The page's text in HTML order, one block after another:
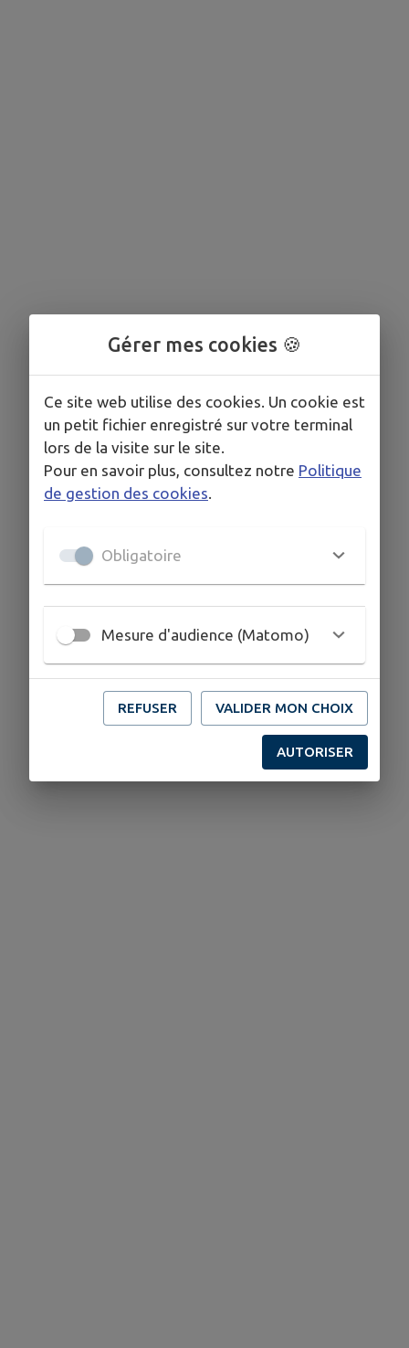
Gérer mes cookies 🍪
Ce site web utilise des cookies. Un cookie est
un petit fichier enregistré sur votre terminal
lors de la visite sur le site.
Pour en savoir plus, consultez notre Politique
de gestion des cookies
Obligatoire
Mesure d'audience (Matomo)
REFUSER VALIDER MON CHOIX
AUTORISER